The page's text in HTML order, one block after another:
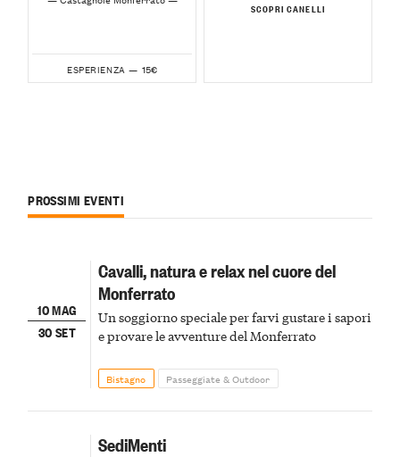
ESPERIENZA — 15€
SCOPRI CANELLI
PROSSIMI EVENTI
10 MAG
30 SET
Cavalli, natura e relax nel cuore del
Monferrato
Un soggiorno speciale per farvi gustare i sapori
e provare le avventure del Monferrato
Bistagno Passeggiate & Outdoor
SediMenti